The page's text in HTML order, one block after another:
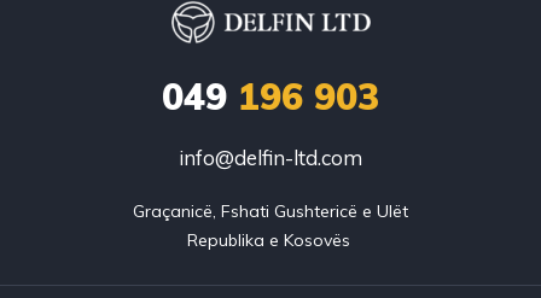
049 196 903
info@delfin-ltd.com
Graçanicë, Fshati Gushtericë e Ulët